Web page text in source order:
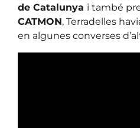
de Catalunya i també
CATMON, Terradelles
en algunes converses